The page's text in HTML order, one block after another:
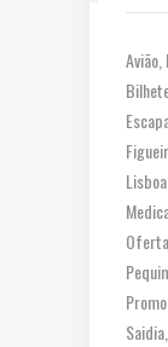
Avião
Lisboa
Oferta
Saidia